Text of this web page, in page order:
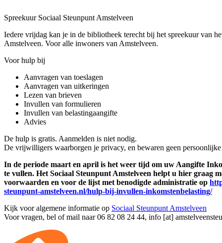
Spreekuur Sociaal Steunpunt Amstelveen
Iedere vrijdag kan je in de bibliotheek terecht bij het spreekuur van
Amstelveen. Voor alle inwoners van Amstelveen.
Voor hulp bij
Aanvragen van toeslagen
Aanvragen van uitkeringen
Lezen van brieven
Invullen van formulieren
Invullen van belastingaangifte
Advies
De hulp is gratis. Aanmelden is niet nodig.
De vrijwilligers waarborgen je privacy, en bewaren geen persoonlijke
In de periode maart en april is het weer tijd om uw Aangifte
te vullen. Het Sociaal Steunpunt Amstelveen helpt u hier graag
voorwaarden en voor de lijst met benodigde administratie op
steunpunt-amstelveen.nl/hulp-bij-invullen-inkomstenbelasting/
Kijk voor algemene informatie op Sociaal Steunpunt Amstelveen
Voor vragen, bel of mail naar 06 82 08 24 44, info [at]